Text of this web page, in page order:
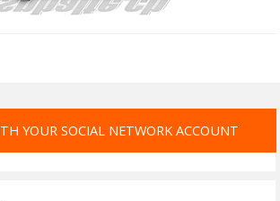
YOUR SOCIAL NETWORK ACCOUNT